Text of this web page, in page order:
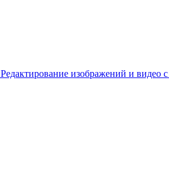
Редактирование изображений и видео